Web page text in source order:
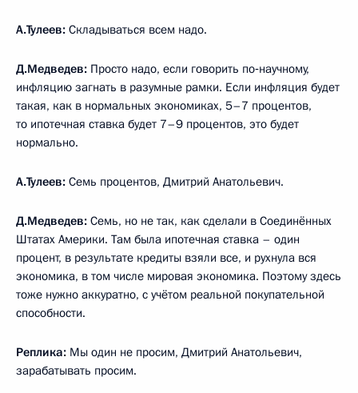
А.Тулеев: Складываться всем надо.
Д.Медведев: Просто надо, если говорить по‑научному,
инфляцию загнать в разумные рамки. Если инфляция будет
такая, как в нормальных экономиках, 5–7 процентов,
то ипотечная ставка будет 7–9 процентов, это будет
нормально.
А.Тулеев: Семь процентов, Дмитрий Анатольевич.
Д.Медведев: Семь, но не так, как сделали в Соединённых
Штатах Америки. Там была ипотечная ставка – один
процент, в результате кредиты взяли все, и рухнула вся
экономика, в том числе мировая экономика. Поэтому здесь
тоже нужно аккуратно, с учётом реальной покупательной
способности.
Реплика: Мы один не просим, Дмитрий Анатольевич,
зарабатывать просим.